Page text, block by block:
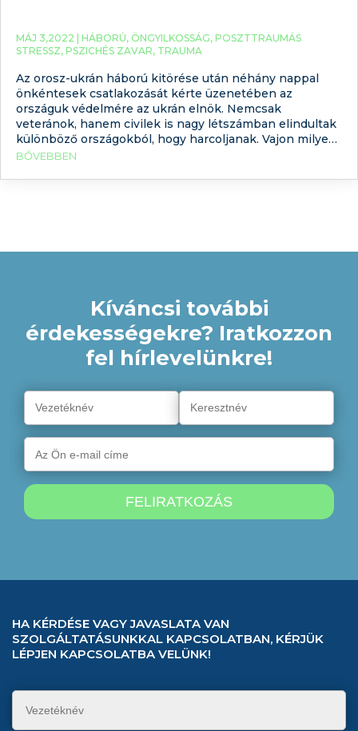
MÁJ 3,2022 | HÁBORÚ, ÖNGYILKOSSÁG, POSZTTRAUMÁS
STRESSZ, PSZICHÉS ZAVAR, TRAUMA
Az orosz-ukrán háború kitörése után néhány nappal
önkéntesek csatlakozását kérte üzenetében az
országuk védelmére az ukrán elnök. Nemcsak
veteránok, hanem civilek is nagy létszámban elindultak
különböző országokból, hogy harcoljanak. Vajon milyen
hatással lehet ezekre a civilekre a háború? Erre
Magyarországon katona? Magyarországon a
BŐVEBBEN
Kíváncsi további
érdekességekre? Iratkozzon
fel hírlevelünkre!
HA KÉRDÉSE VAGY JAVASLATA VAN
SZOLGÁLTATÁSUNKKAL KAPCSOLATBAN, KÉRJÜK
LÉPJEN KAPCSOLATBA VELÜNK!